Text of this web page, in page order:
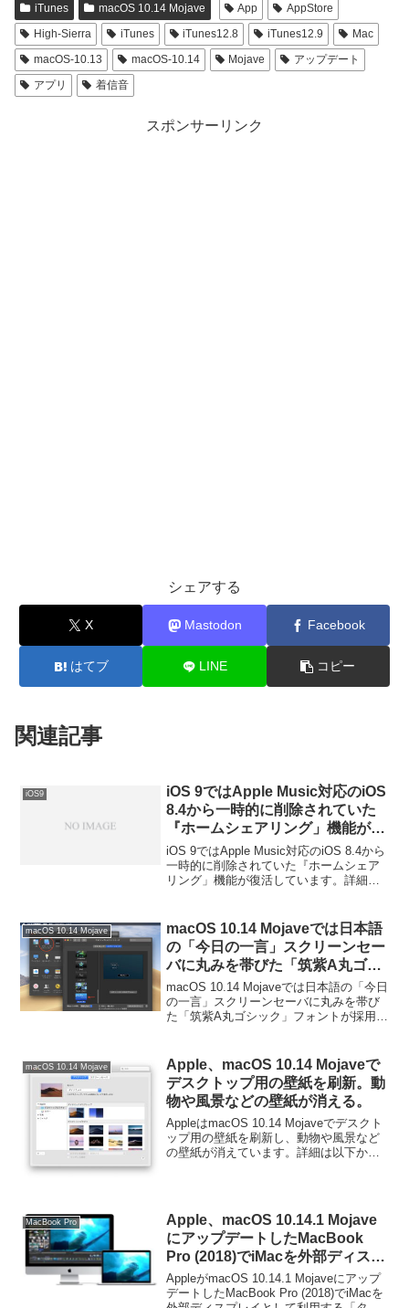
iTunes macOS 10.14 Mojave App
AppStore
High-Sierra
iTunes iTunes12.8 iTunes12.9
Mac
macOS-10.13
macOS-10.14 Mojave
アップデート
アプリ
着信音
スポンサーリンク
シェアする
X Mastodon Facebook
はてブ LINE コピー
関連記事
iOS9
iOS 9ではApple Music対応のiOS
8.4から一時的に削除されていた
『ホームシェアリング」機能が復
活。
iOS 9ではApple Music対応のiOS 8.4から
一時的に削除されていた『ホームシェア
リング」機能が復活しています。詳細は
macOS 10.14 Mojave
macOS 10.14 Mojaveでは日本語
の「今日の一言」スクリーンセー
バに丸みを帯びた「筑紫A丸ゴシ
ック」フォントが採用。
macOS 10.14 Mojaveでは日本語の「今日
の一言」スクリーンセーバに丸みを帯び
た「筑紫A丸ゴシック」フォントが採用さ
macOS 10.14 Mojave
Apple、macOS 10.14 Mojaveで
デスクトップ用の壁紙を刷新。動
物や風景などの壁紙が消える。
AppleはmacOS 10.14 Mojaveでデスクト
ップ用の壁紙を刷新し、動物や風景など
の壁紙が消えています。詳細は以下か
MacBook Pro
Apple、macOS 10.14.1 Mojave
にアップデートしたMacBook
Pro (2018)でiMacを外部ディスプ
レイとして利用する「ターゲット
ディスプレイモード」の不具合を
AppleがmacOS 10.14.1 Mojaveにアップ
デートしたMacBook Pro (2018)でiMacを